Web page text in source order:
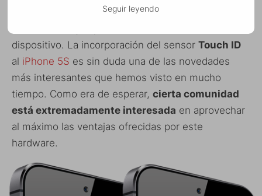
El añadido del giroscopio aliPhone 4
dispositivo. La incorporación del sensor Touch ID
al iPhone 5S es sin duda una de las novedades
más interesantes que hemos visto en mucho
tiempo. Como era de esperar, cierta comunidad
está extremadamente interesada en aprovechar
al máximo las ventajas ofrecidas por este
hardware.
Seguir leyendo